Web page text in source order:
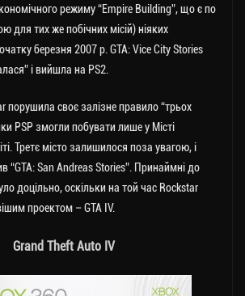
режиму “Empire Building”, що є по
для тих же побічних місій) ніяких
березня 2007 р. GTA: Vice City Stories
і вийшла на PS2.
порушила своє залізне правило “трьох
PSP змогли побувати лише у Місті
Третє місто залишилося поза увагою, і
“GTA: San Andreas Stories”. Принаймні до
доцільно, оскільки на той час Rockstar
проектом – GTA IV.
Grand Theft Auto IV